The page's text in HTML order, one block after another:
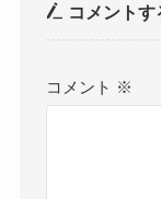
コメントす
コメント ※